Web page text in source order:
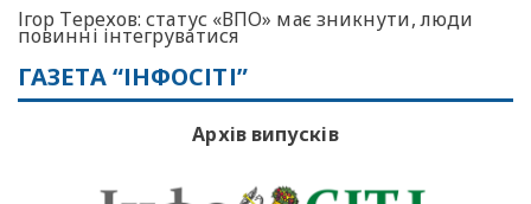
Ігор Терехов: статус «ВПО» має зникнути, люди
повинні інтегруватися
ГАЗЕТА “ІНФОСІТІ”
Архів випусків